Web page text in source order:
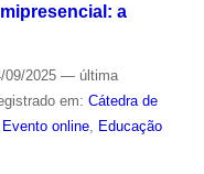
a
2025 — última
em: Cátedra de
Evento online, Educação